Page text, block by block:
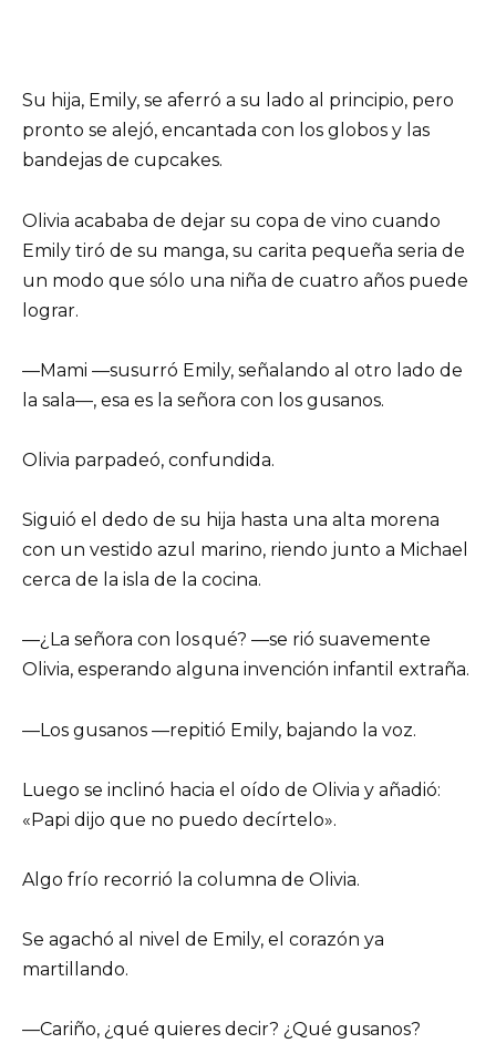
Su hija, Emily, se aferró a su lado al principio, pero
pronto se alejó, encantada con los globos y las
bandejas de cupcakes.
Olivia acababa de dejar su copa de vino cuando
Emily tiró de su manga, su carita pequeña seria de
un modo que sólo una niña de cuatro años puede
lograr.
—Mami —susurró Emily, señalando al otro lado de
la sala—, esa es la señora con los gusanos.
Olivia parpadeó, confundida.
Siguió el dedo de su hija hasta una alta morena
con un vestido azul marino, riendo junto a Michael
cerca de la isla de la cocina.
—¿La señora con los qué? —se rió suavemente
Olivia, esperando alguna invención infantil extraña.
—Los gusanos —repitió Emily, bajando la voz.
Luego se inclinó hacia el oído de Olivia y añadió:
«Papi dijo que no puedo decírtelo».
Algo frío recorrió la columna de Olivia.
Se agachó al nivel de Emily, el corazón ya
martillando.
—Cariño, ¿qué quieres decir? ¿Qué gusanos?